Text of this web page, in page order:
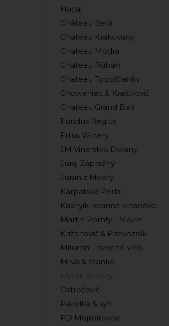
Hacaj
Château Belá
Chateau Krakovany
Chateau Modra
Chateau Rúbaň
Chateau Topoľčianky
Chowaniec & Krajčírovič
Chateau Grand Bari
Fundus Regius
Frtus Winery
JM Vinárstvo Doľany
Juraj Zápražný
Juran z Modry
Karpatská Perla
Kasnyik rodinné vinárstvo
Martin Pomfy - Mavín
Križanovič & Prievozník
Miluron - ovocné víno
Mrva & Stanko
Ostrožovič
Pavelka & syn
PD Mojmírovce